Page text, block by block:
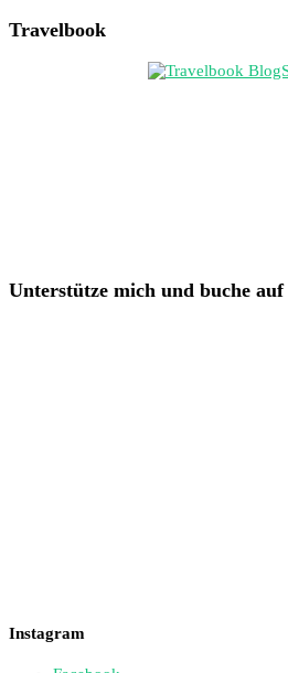
Travelbook
Unterstütze mich und buche
Instagram